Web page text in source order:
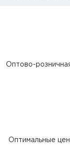
Оптово-
Оптимальные